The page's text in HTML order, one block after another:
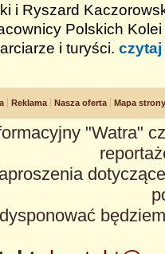
i Ryszard
Polskich
i turyści. czytaj
Reklama Nasza oferta Mapa strony
"Watra"